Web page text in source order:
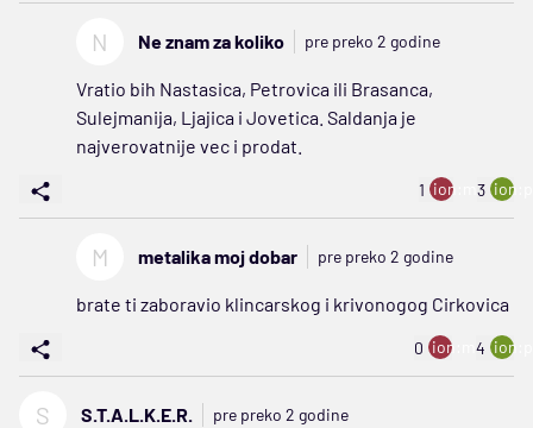
N Ne znam za koliko pre preko 2 godine
Vratio bih Nastasica, Petrovica ili Brasanca,
Sulejmanija, Ljajica i Jovetica. Saldanja je
najverovatnije vec i prodat.
1 ion:minus
3
M metalika moj dobar pre preko 2 godine
brate ti zaboravio klincarskog i krivonogog Cirkovica
0 ion:minus
4
S S.T.A.L.K.E.R. pre preko 2 godine